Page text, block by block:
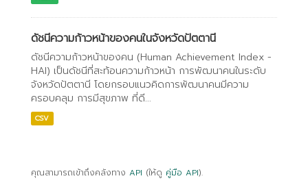
ดัชนีความก้าวหน้าของคนในจังหวัดปัตตานี
ดัชนีความก้าวหน้าของคน (Human Achievement Index -
HAI) เป็นดัชนีที่สะท้อนความก้าวหน้า การพัฒนาคนในระดับ
จังหวัดปัตตานี โดยกรอบแนวคิดการพัฒนาคนมีความ
ครอบคลุม การมีสุขภาพ ที่ดี...
CSV
คุณสามารถเข้าถึงคลังทาง API (ให้ดู คู่มือ API).